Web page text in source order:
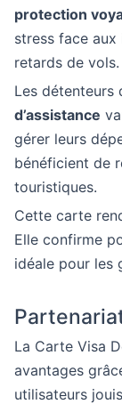
protection
stress face aux
retards de vols.
Les détenteurs
d’assistance
gérer leurs
bénéficient de
touristiques.
Cette carte
Elle confirme
idéale pour les
La Carte Visa
avantages
utilisateurs